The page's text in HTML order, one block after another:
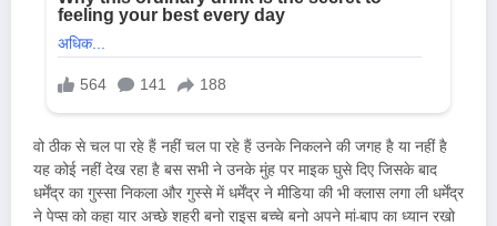
वो ठीक से चल पा रहे हैं नहीं चल पा रहे हैं उनके निकलने की जगह है या नहीं है
यह कोई नहीं देख रहा है बस सभी ने उनके मुंह पर माइक घुसे दिए जिसके बाद
धर्मेंद्र का गुस्सा निकला और गुस्से में धर्मेंद्र ने मीडिया की भी क्लास लगा ली धर्मेंद्र
ने पेप्स को कहा यार अच्छे शहरी बनो राइस बच्चे बनो अपने मां-बाप का ध्यान रखो